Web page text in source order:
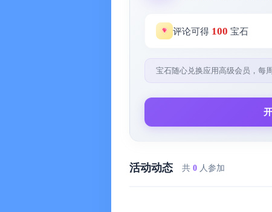
·收藏自己喜欢的、完成的、想学的书
【学习周报】
·记录你的学习进度，包括学习时间
·还能和其他用户PK用时排名
评论可得 100 宝石
宝石随心兑换应用高级会员，每
活动动态 共 0 人参加